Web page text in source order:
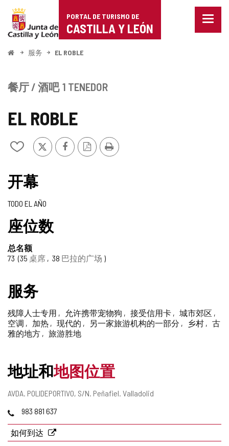
Portal
de
Turismo
Castilla
León
PORTAL DE TURISMO DE
CASTILLA Y LEÓN
菜
开
服务 EL ROBLE
EL ROBLE
从
笔
记
中
添
加/
删
除
推
特
FacebookPDF
版
打
印
餐厅 / 酒吧 1 TENEDOR
开幕
TODO EL AÑO
座位数
总名额
73 35 桌席 38 巴拉的广场
服务
残障人士专用 允许携带宠物狗 接受信用卡
城市郊区
空调
加热 现代的 另一家旅游机构的一部分 乡村
古
雅的地方
旅游胜地
地址和地图位置
邮
地
址
AVDA. POLIDEPORTIVO, S/N. Peñafiel. Valladolid
电
983 881 637
如何到达